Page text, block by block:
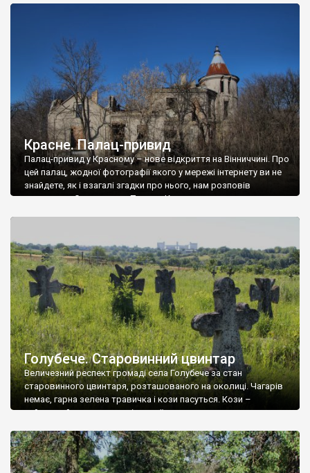
Красне. Палац-привид
Палац-привид у Красному – нове відкриття на Вінниччині. Про
цей палац, жодної фотографії якого у мережі інтернету ви не
знайдете, як і взагалі згадки про нього, нам розповів
мешканець Самгородка. Палац у Красному вразив не лише
Голубече. Старовинний цвинтар
Величезний респект громаді села Голубече за стан
старовинного цвинтаря, розташованого на околиці. Чагарів
немає, гарна зелена травичка і кози пасуться. Кози –
найкращий регулятор шкідливої, для старих кладовищ,
бруньками, кози ті бруньки обгризають, бо то улюблений
делікатес. На цвинтарі у Голубечому ціла колекція
різноманітних форм хрестів. Село відносно невелике, […]